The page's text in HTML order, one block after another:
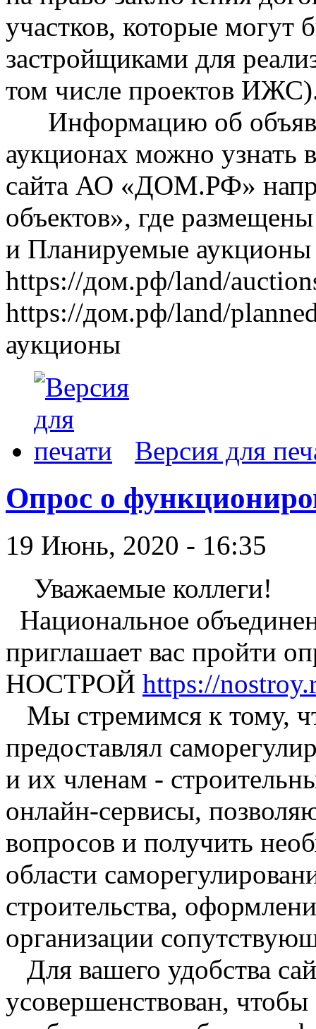
участков, которые могут
застройщиками для
том числе проектов
Информацию об
аукционах можно узнать
сайта АО «ДОМ.РФ»
объектов», где
и Планируемые
https://дом.рф/land/
https://дом.рф/land/
аукционы
Версия для
Опрос о
19 Июнь, 2020 - 16:35
Уважаемые коллеги!
Национальное
приглашает вас пройти
НОСТРОЙ https://
Мы стремимся к тому,
предоставлял
и их членам -
онлайн-сервисы,
вопросов и получить
области
строительства,
организации
Для вашего удобства
усовершенствован, чтобы